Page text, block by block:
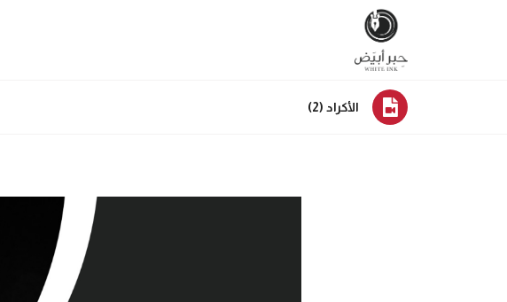
الأكراد (2)